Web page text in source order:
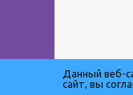
©️Зооград
Данный веб-
сайт, вы